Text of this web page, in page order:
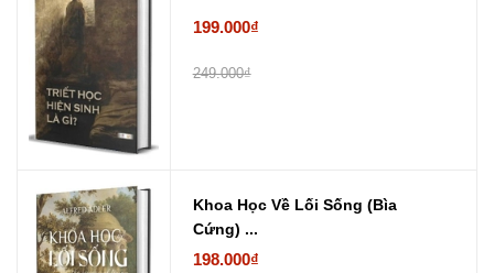
199.000₫
249.000₫
Khoa Học Về Lối Sống (Bìa
Cứng) ...
198.000₫